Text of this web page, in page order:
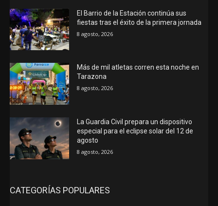
El Barrio de la Estación continúa sus
fiestas tras el éxito de la primera jornada
8 agosto, 2026
Más de mil atletas corren esta noche en
Tarazona
8 agosto, 2026
La Guardia Civil prepara un dispositivo
especial para el eclipse solar del 12 de
agosto
8 agosto, 2026
CATEGORÍAS POPULARES